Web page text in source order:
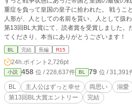
重症を負って皇国の皇子に拾われた。 戦うことしか教えられていなかった戦闘
人形が、人としての名前を貰い、人として扱
第13回BL大賞にて、読者賞を受賞しました。
てくださり、本当にありがとうございます
付けています。苦手な方は飛ばしてください。
BL 完結 長編 R15
24h.ポイント 2,726pt
小説 458 位 / 228,637件 BL 79 位 / 31,391
BL 主人公はずっと幸せ 両思い 溺愛
第13回BL大賞エントリー
完結